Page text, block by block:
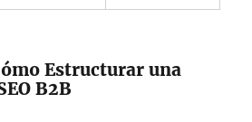
Estructurar una
B2B